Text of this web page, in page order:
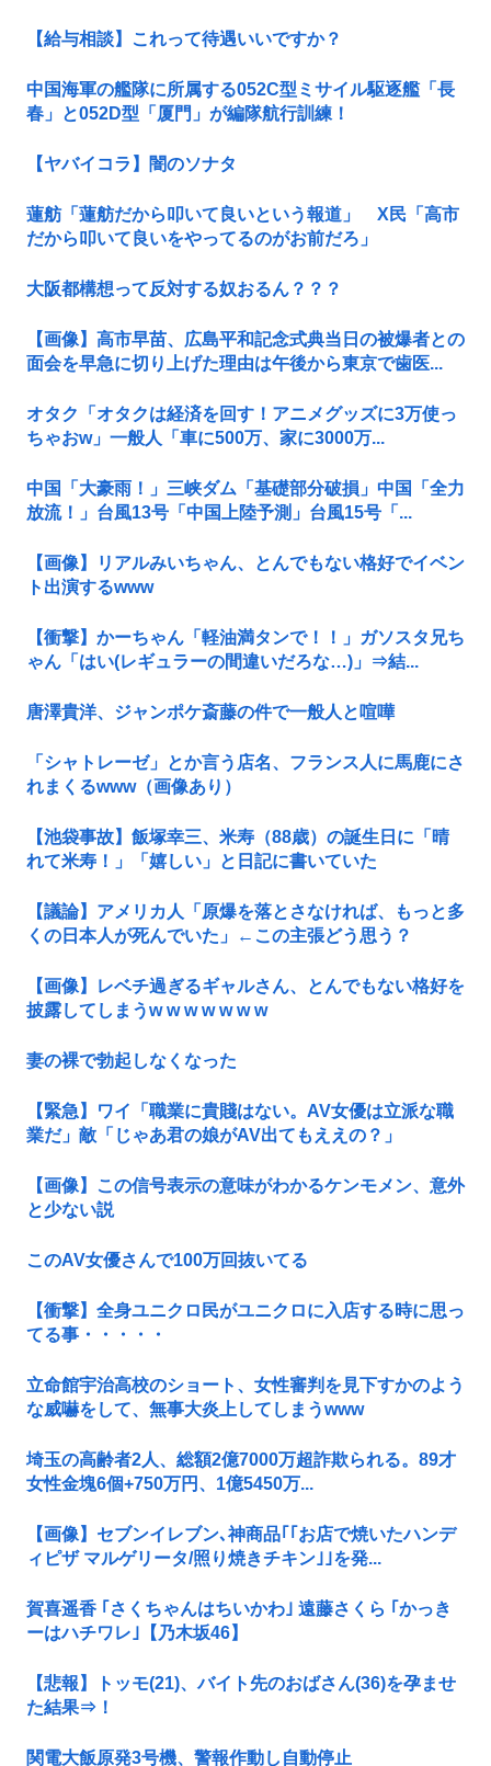
【給与相談】これって待遇いいですか？
中国海軍の艦隊に所属する052C型ミサイル駆逐艦「長
春」と052D型「厦門」が編隊航行訓練！
【ヤバイコラ】闇のソナタ
蓮舫「蓮舫だから叩いて良いという報道」 X民「高市
だから叩いて良いをやってるのがお前だろ」
大阪都構想って反対する奴おるん？？？
【画像】高市早苗、広島平和記念式典当日の被爆者との
面会を早急に切り上げた理由は午後から東京で歯医...
オタク「オタクは経済を回す！アニメグッズに3万使っ
ちゃおw」一般人「車に500万、家に3000万...
中国「大豪雨！」三峡ダム「基礎部分破損」中国「全力
放流！」台風13号「中国上陸予測」台風15号「...
【画像】リアルみいちゃん、とんでもない格好でイベン
ト出演するwww
【衝撃】かーちゃん「軽油満タンで！！」ガソスタ兄ち
ゃん「はい(レギュラーの間違いだろな…)」⇒結...
唐澤貴洋、ジャンポケ斎藤の件で一般人と喧嘩
「シャトレーゼ」とか言う店名、フランス人に馬鹿にさ
れまくるwww（画像あり）
【池袋事故】飯塚幸三、米寿（88歳）の誕生日に「晴
れて米寿！」「嬉しい」と日記に書いていた
【議論】アメリカ人「原爆を落とさなければ、もっと多
くの日本人が死んでいた」←この主張どう思う？
【画像】レベチ過ぎるギャルさん、とんでもない格好を
披露してしまうw w w w w w w
妻の裸で勃起しなくなった
【緊急】ワイ「職業に貴賤はない。AV女優は立派な職
業だ」敵「じゃあ君の娘がAV出てもええの？」
【画像】この信号表示の意味がわかるケンモメン、意外
と少ない説
このAV女優さんで100万回抜いてる
【衝撃】全身ユニクロ民がユニクロに入店する時に思っ
てる事・・・・・
立命館宇治高校のショート、女性審判を見下すかのよう
な威嚇をして、無事大炎上してしまうwww
埼玉の高齢者2人、総額2億7000万超詐欺られる。89才
女性金塊6個+750万円、1億5450万...
【画像】セブンイレブン､神商品｢｢お店で焼いたハンデ
ィピザ マルゲリータ/照り焼きチキン｣｣を発...
賀喜遥香 ｢さくちゃんはちいかわ｣ 遠藤さくら ｢かっき
ーはハチワレ｣【乃木坂46】
【悲報】トッモ(21)、バイト先のおばさん(36)を孕ませ
た結果⇒！
関電大飯原発3号機、警報作動し自動停止